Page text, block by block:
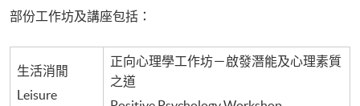
部份工作坊及講座包括：
生活消閒
Leisure
正向心理學工作坊－啟發潛能及心理素質
之道